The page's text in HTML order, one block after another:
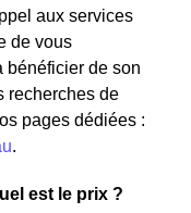
aux services
de vous
bénéficier de son
recherches de
pages dédiées :
.
est le prix ?